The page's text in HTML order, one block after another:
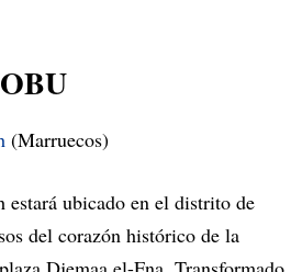
(Marruecos)
ubicado en el distrito de
del corazón histórico de la